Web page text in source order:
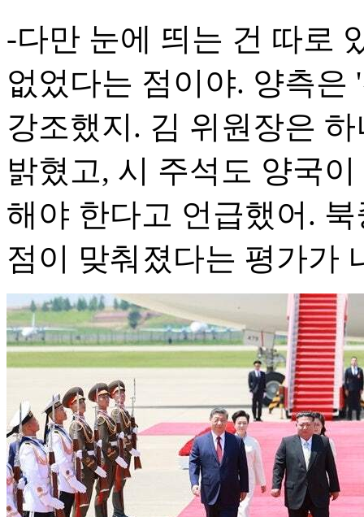
-다만 눈에 띄는 건 따로
없었다는 점이야. 양측은
강조했지. 김 위원장은
밝혔고, 시 주석도 양국
해야 한다고 언급했어.
점이 맞춰졌다는 평가가